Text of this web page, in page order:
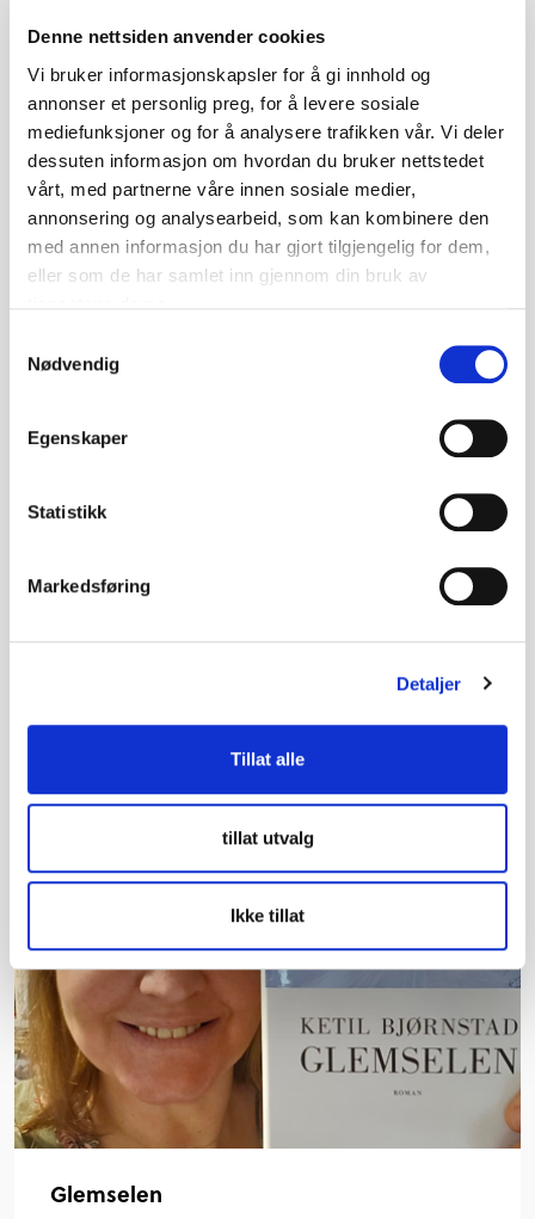
Denne nettsiden anvender cookies
Vi bruker informasjonskapsler for å gi innhold og
annonser et personlig preg, for å levere sosiale
mediefunksjoner og for å analysere trafikken vår. Vi deler
dessuten informasjon om hvordan du bruker nettstedet
vårt, med partnerne våre innen sosiale medier,
annonsering og analysearbeid, som kan kombinere den
med annen informasjon du har gjort tilgjengelig for dem,
eller som de har samlet inn gjennom din bruk av
Nødvendig
Egenskaper
Statistikk
Markedsføring
Detaljer
Tillat alle
tillat utvalg
Ikke tillat
Fleire boktips
«Hvis jeg var Agnes» av Nikoline Riis Lindahl er
er forfatterens romandebut, og har fått
Glemselen